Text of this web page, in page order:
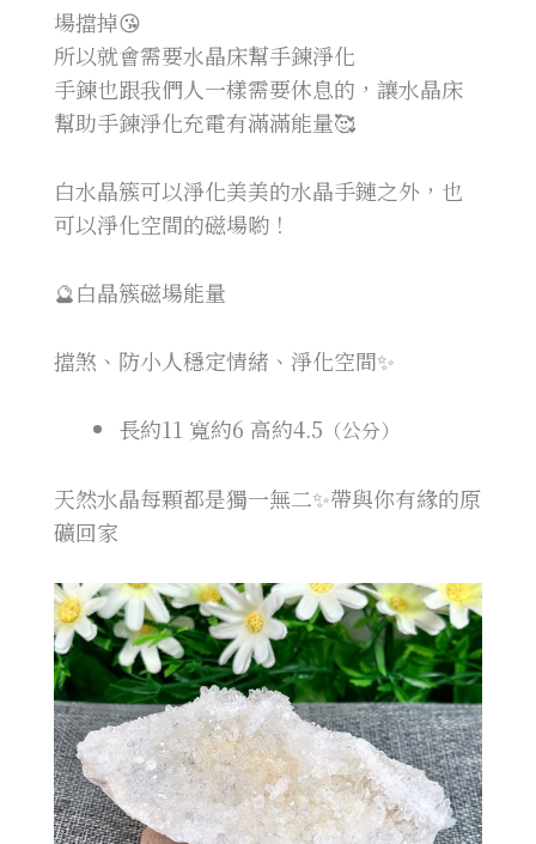
場擋掉😘
所以就會需要水晶床幫手鍊淨化
手鍊也跟我們人一樣需要休息的，讓水晶床
幫助手鍊淨化充電有滿滿能量🥰
白水晶簇可以淨化美美的水晶手鏈之外，也
可以淨化空間的磁場喲！
🔮白晶簇磁場能量
擋煞、防小人穩定情緒、淨化空間✨
長約11 寬約6 高約4.5 （公分）
天然水晶每顆都是獨一無二✨帶與你有緣的原
礦回家